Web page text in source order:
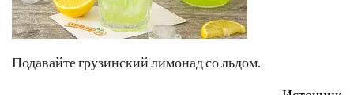
Подавайте грузинский лимонад со льдом.